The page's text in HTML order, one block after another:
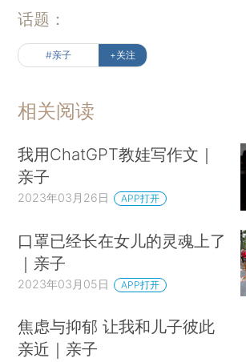
话题：
#亲子 +关注
相关阅读
我用ChatGPT教娃写作文｜
亲子
2023年03月26日 APP打开
口罩已经长在女儿的灵魂上了
｜亲子
2023年03月05日 APP打开
焦虑与抑郁 让我和儿子彼此
亲近｜亲子